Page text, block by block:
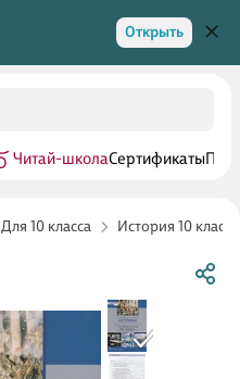
Открыть
Читай-школаСертификаты
Для 10 класса История 10 класс